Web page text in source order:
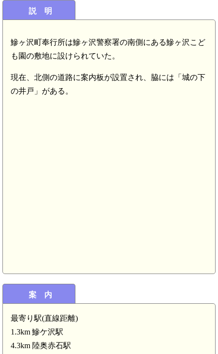
説 明
鰺ヶ沢町奉行所は鰺ヶ沢警察署の南側にある鰺ヶ沢こど
も園の敷地に設けられていた。
現在、北側の道路に案内板が設置され、脇には「城の下
の井戸」がある。
案 内
最寄り駅(直線距離)
1.3km 鰺ケ沢駅
4.3km 陸奥赤石駅